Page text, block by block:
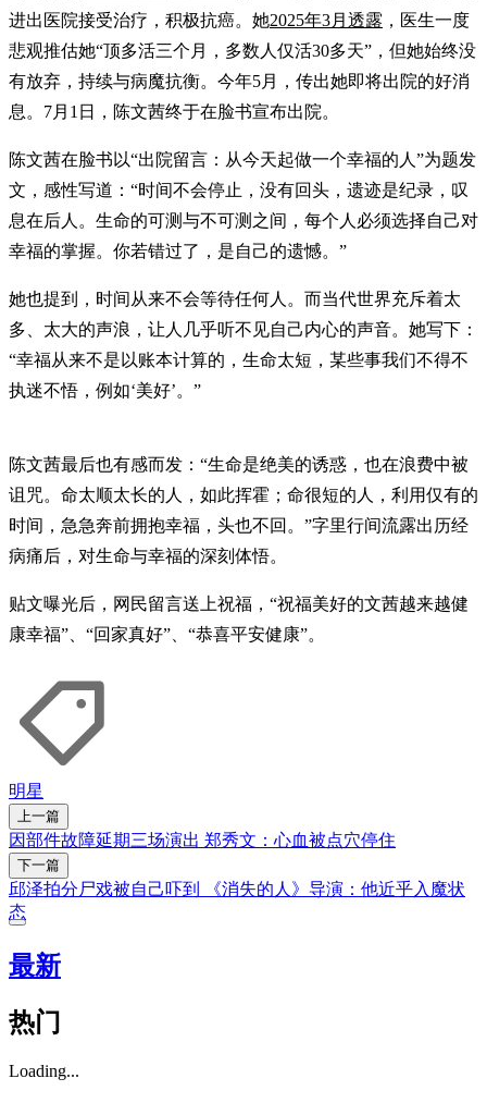
进出医院接受治疗，积极抗癌。她2025年3月透露 ，医生一度
悲观推估她“顶多活三个月，多数人仅活30多天”，但她始终没
有放弃，持续与病魔抗衡。今年5月，传出她即将出院的好消
息。7月1日，陈文茜终于在脸书宣布出院。
陈文茜在脸书以“出院留言：从今天起做一个幸福的人”为题发
文，感性写道：“时间不会停止，没有回头，遗迹是纪录，叹
息在后人。生命的可测与不可测之间，每个人必须选择自己对
幸福的掌握。你若错过了，是自己的遗憾。”
她也提到，时间从来不会等待任何人。而当代世界充斥着太
多、太大的声浪，让人几乎听不见自己内心的声音。她写下：
“幸福从来不是以账本计算的，生命太短，某些事我们不得不
执迷不悟，例如‘美好’。”
陈文茜最后也有感而发：“生命是绝美的诱惑，也在浪费中被
诅咒。命太顺太长的人，如此挥霍；命很短的人，利用仅有的
时间，急急奔前拥抱幸福，头也不回。”字里行间流露出历经
病痛后，对生命与幸福的深刻体悟。
贴文曝光后，网民留言送上祝福，“祝福美好的文茜越来越健
康幸福”、“回家真好”、“恭喜平安健康”。
明星
上一篇
因部件故障延期三场演出 郑秀文：心血被点穴停住
下一篇
邱泽拍分尸戏被自己吓到 《消失的人》导演：他近乎入魔状
态
最新
热门
Loading...